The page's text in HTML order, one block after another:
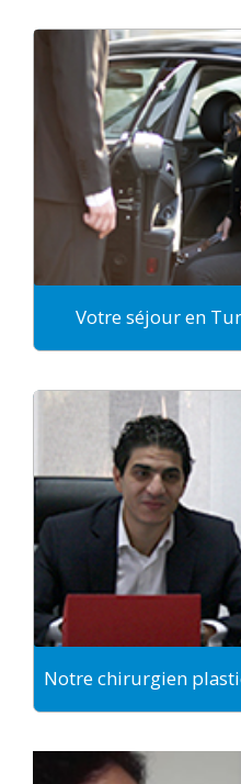
Votre séjour en
Notre chirurgien